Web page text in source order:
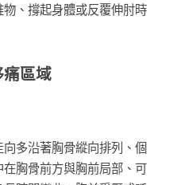
、撐起身體或反覆伸肘時
區域
多沿著胸骨縱向排列、個
胸骨前方與胸前局部、可